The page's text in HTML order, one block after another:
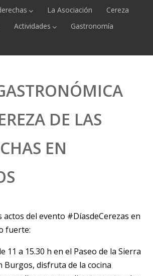
La Asociación
Cereza
Actividades
Gastronomía
DE LAS
EN
actos del evento #DíasdeCerezas en
fuerte:
11 a 15.30 h en el Paseo de la Sierra
Burgos, disfruta de la cocina